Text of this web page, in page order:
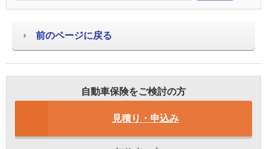
前のページに戻る
自動車保険をご検討の方
見積り・申込み